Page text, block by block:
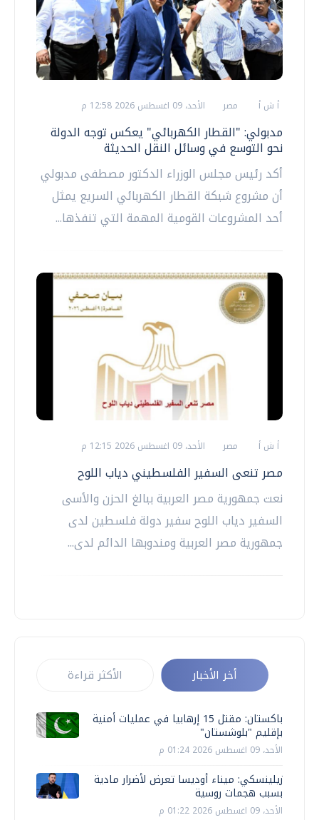
أ ش أ مصر الأحد، 09 اغسطس 2026 12:58 م
مدبولي: "القطار الكهربائي" يعكس توجه الدولة
نحو التوسع في وسائل النقل الحديثة
أكد رئيس مجلس الوزراء الدكتور مصطفى مدبولي
أن مشروع شبكة القطار الكهربائي السريع يمثل
أحد المشروعات القومية المهمة التي تنفذها...
أ ش أ مصر الأحد، 09 اغسطس 2026 12:15 م
مصر تنعى السفير الفلسطيني دياب اللوح
نعت جمهورية مصر العربية ببالغ الحزن والأسى
السفير دياب اللوح سفير دولة فلسطين لدى
جمهورية مصر العربية ومندوبها الدائم لدى...
أخر الأخبار الأكثر قراءة
باكستان: مقتل 15 إرهابيا في عمليات أمنية
بإقليم "بلوشستان"
الأحد، 09 اغسطس 2026 01:24 م
زيلينسكي: ميناء أوديسا تعرض لأضرار مادية
بسبب هجمات روسية
الأحد، 09 اغسطس 2026 01:22 م